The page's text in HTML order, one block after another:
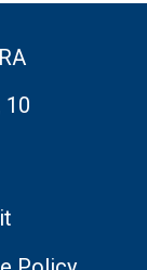
10